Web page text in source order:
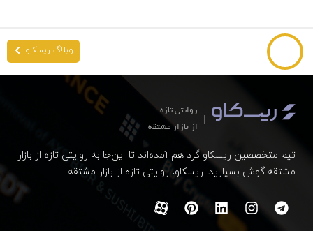
وبلاگ ریسکاو
روایتی تازه
از بازار مشتقه
تیم متخصصین ریسکاو گرد هم آمده‌اند تا این‌جا به روایتی تازه از بازار
مشتقه گوش بسپارید. ریسکاو، روایتی تازه از بازار مشتقه.